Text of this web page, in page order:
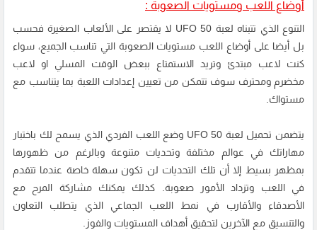
أوضاع اللعب ومستويات الصعوبة :
التنوع الذي تتبناه لعبة UFO 50 لا يقتصر على الألعاب الصغيرة فحسب
بل أيضا على أوضاع اللعب مستويات الصعوبة التي تناسب الجميع، سواء
كنت لاعب مبتدئ وتريد الاستمتاع ببعض الوقت المسلي او لاعب
مخضرم ومحترف سوف تتمكن من تعيين إعدادات اللعبة بما يتناسب مع
مستواك.
يتضمن تحميل لعبة UFO 50 وضع اللعب الفردي الذي يسمح لك باختبار
مهاراتك في عوالم مختلفة وتحديات متنوعة وبالرغم من ظهورها
بمظهر بسيط إلا أن تلك التحديات لن تكون سهلة خاصة عندما تتقدم
في اللعب وتزداد الأمور صعوبة. كذلك يمكنك مشاركة المرح مع
الأصدقاء والأقارب في نمط اللعب الجماعي الذي يتطلب التعاون
والتنسيق مع الآخرين لتحقيق أهداف المستويات والفوز.